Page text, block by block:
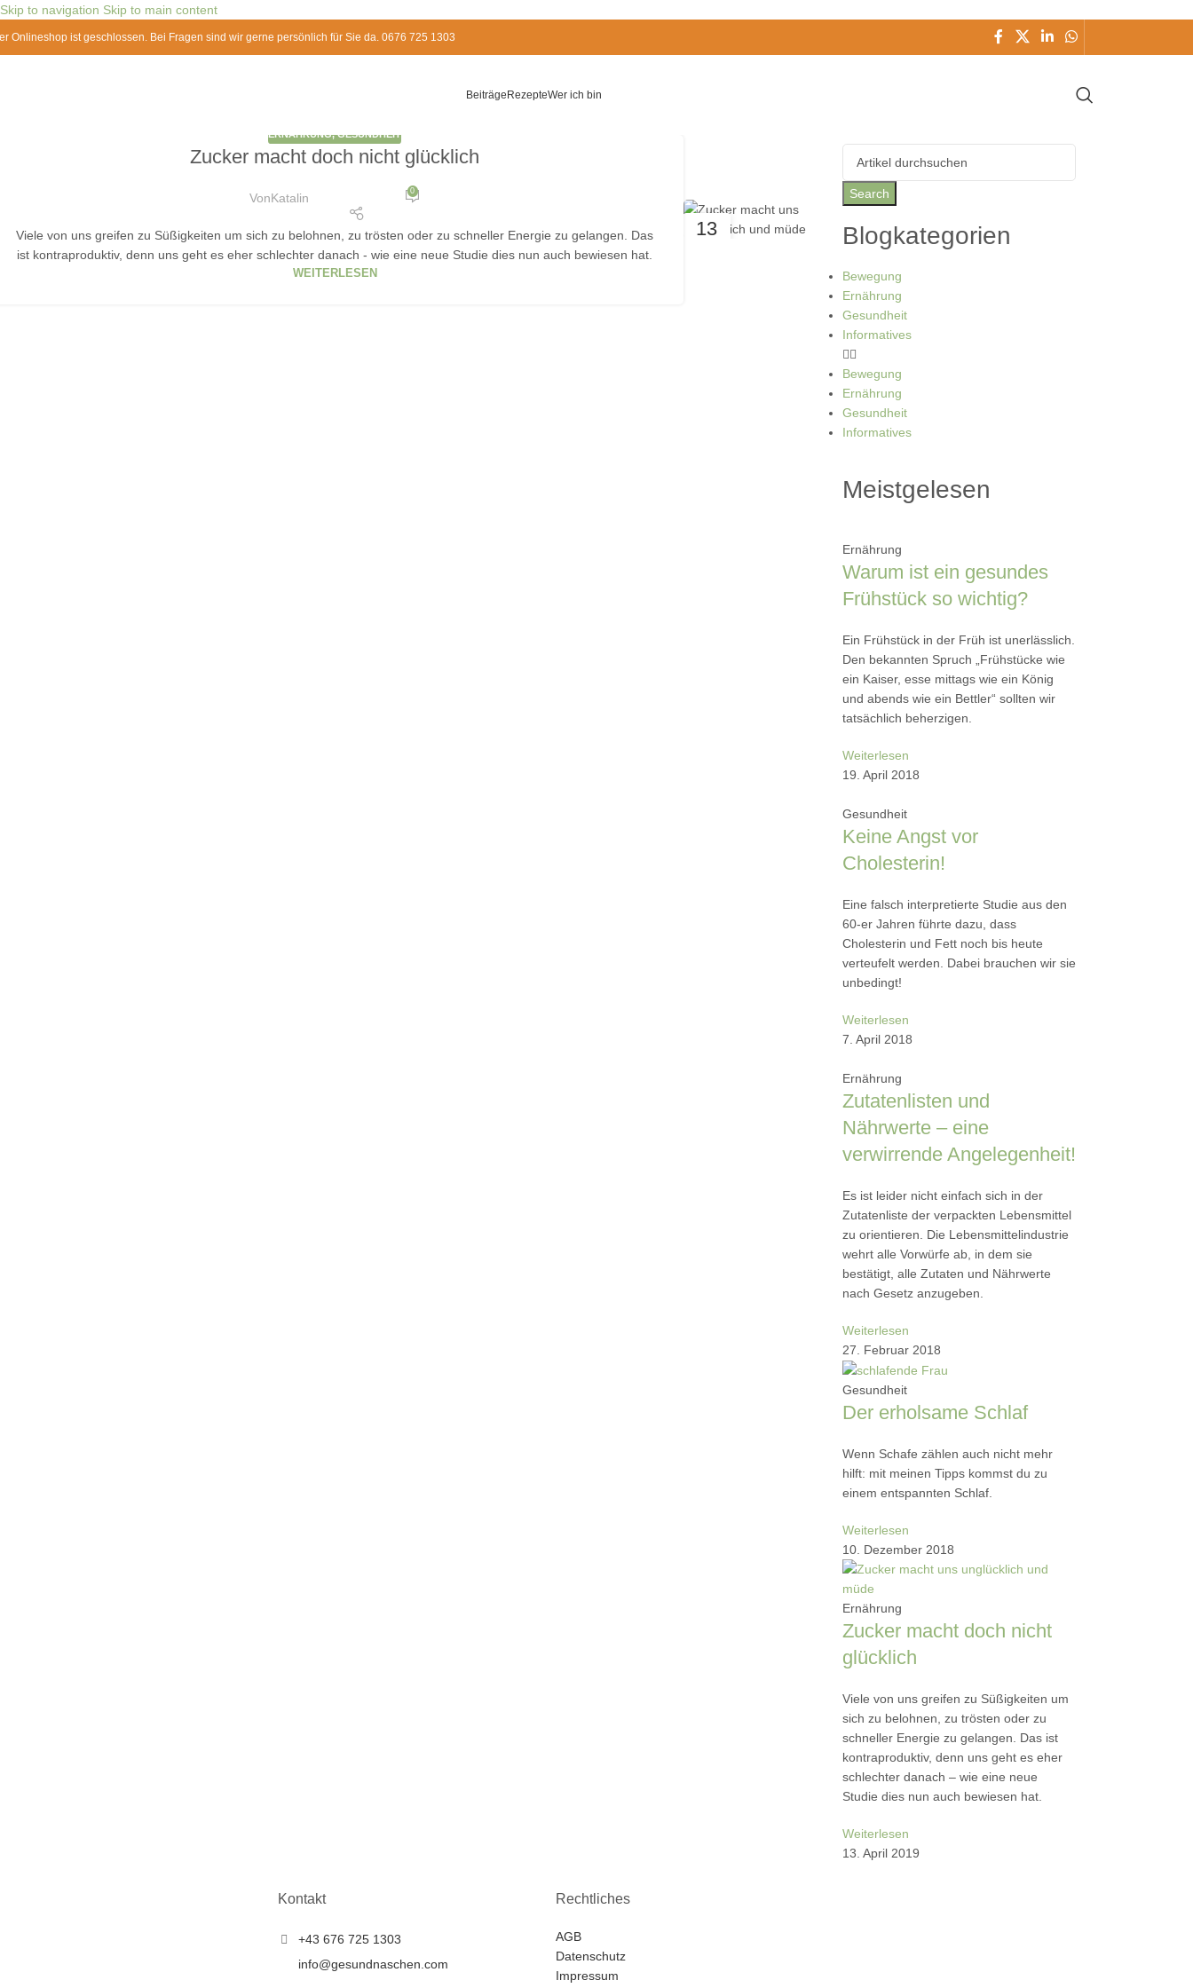
Skip to navigation Skip to main content
Onlineshop ist geschlossen. Bei Fragen sind wir gerne persönlich für Sie da. 0676 725 1303
Beiträge RezepteWer ich bin
13
ERNÄHRUNG,GESUNDHEIT
Zucker macht doch nicht glücklich
VonKatalin 0
Viele von uns greifen zu Süßigkeiten um sich zu belohnen, zu trösten oder zu schneller Energie zu gelangen. Das
ist kontraproduktiv, denn uns geht es eher schlechter danach - wie eine neue Studie dies nun auch bewiesen hat.
WEITERLESEN
Search
Blogkategorien
Bewegung
Ernährung
Gesundheit
Informatives
Bewegung
Ernährung
Gesundheit
Informatives
Meistgelesen
Ernährung
Warum ist ein gesundes
Frühstück so wichtig?
Ein Frühstück in der Früh ist unerlässlich.
Den bekannten Spruch „Frühstücke wie
ein Kaiser, esse mittags wie ein König
und abends wie ein Bettler“ sollten wir
tatsächlich beherzigen.
Weiterlesen
19. April 2018
Gesundheit
Keine Angst vor
Cholesterin!
Eine falsch interpretierte Studie aus den
60-er Jahren führte dazu, dass
Cholesterin und Fett noch bis heute
verteufelt werden. Dabei brauchen wir sie
unbedingt!
Weiterlesen
7. April 2018
Ernährung
Zutatenlisten und
Nährwerte – eine
verwirrende Angelegenheit!
Es ist leider nicht einfach sich in der
Zutatenliste der verpackten Lebensmittel
zu orientieren. Die Lebensmittelindustrie
wehrt alle Vorwürfe ab, in dem sie
bestätigt, alle Zutaten und Nährwerte
nach Gesetz anzugeben.
Weiterlesen
27. Februar 2018
Gesundheit
Der erholsame Schlaf
Wenn Schafe zählen auch nicht mehr
hilft: mit meinen Tipps kommst du zu
einem entspannten Schlaf.
Weiterlesen
10. Dezember 2018
Ernährung
Zucker macht doch nicht
glücklich
Viele von uns greifen zu Süßigkeiten um
sich zu belohnen, zu trösten oder zu
schneller Energie zu gelangen. Das ist
kontraproduktiv, denn uns geht es eher
schlechter danach – wie eine neue
Studie dies nun auch bewiesen hat.
Weiterlesen
13. April 2019
Kontakt
+43 676 725 1303
info@gesundnaschen.com
Rechtliches
AGB
Datenschutz
Impressum